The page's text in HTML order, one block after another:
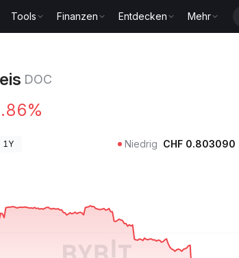
Tools Finanzen Entdecken Mehr
DOC
1Y Niedrig CHF 0.803090